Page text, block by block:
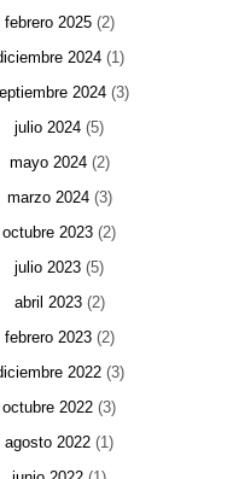
febrero 2025(2)
2024(1)
2024(3)
julio 2024 (5)
mayo 2024(2)
marzo 2024(3)
octubre 2023 (2)
julio 2023 (5)
abril 2023(2)
febrero 2023(2)
2022(3)
octubre 2022 (3)
agosto 2022 (1)